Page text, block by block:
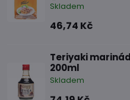
Skladem
46,74 Kč
Teriyaki
200ml
Skladem